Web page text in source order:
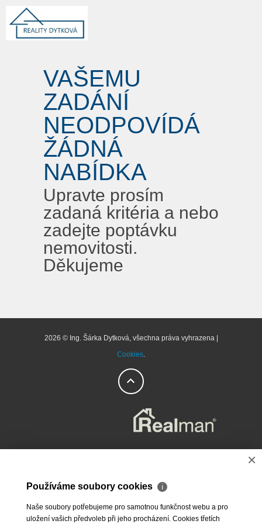
VAŠEMU
ZADÁNÍ
NEODPOVÍDÁ
ŽÁDNÁ
NABÍDKA
Upravte prosím
zadaná kritéria a nebo
zadejte poptávku
nemovitosti.
Děkujeme
2026 © Ing. Šárka Dytková, všechna práva vyhrazena |
Cookies.
×
Používáme soubory cookies ℹ
Naše soubory potřebujeme pro samotnou funkčnost webu a pro
uložení vašich předvoleb při jeho procházení. Cookies třetích